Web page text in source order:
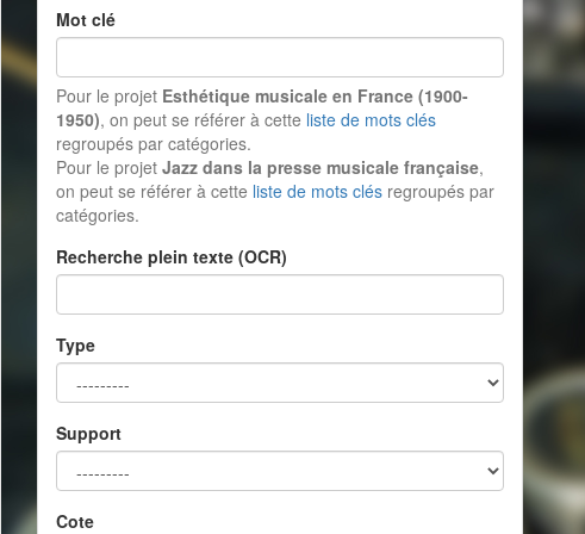
Mot clé
Pour le projet Esthétique musicale en France (1900-
1950), on peut se référer à cette liste de mots clés
regroupés par catégories.
Pour le projet Jazz dans la presse musicale française,
on peut se référer à cette liste de mots clés regroupés par
catégories.
Recherche plein texte (OCR)
Type
Support
Cote